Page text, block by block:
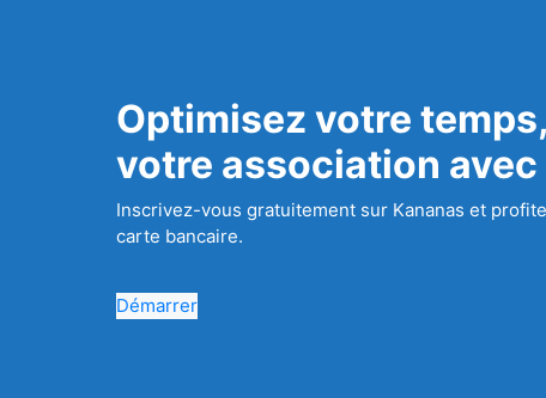
Optimisez votre
votre association avec
Inscrivez-vous gratuitement sur Kananas et
carte bancaire.
Démarrer